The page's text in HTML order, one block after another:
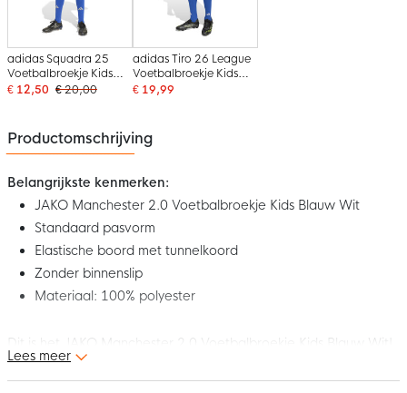
adidas Squadra 25
Voetbalbroekje Kids
Blauw Wit
€ 12,50 € 20,00
adidas Tiro 26 League
Voetbalbroekje Kids
Blauw Wit
€ 19,99
Productomschrijving
Belangrijkste kenmerken:
JAKO Manchester 2.0 Voetbalbroekje Kids Blauw Wit
Standaard pasvorm
Elastische boord met tunnelkoord
Zonder binnenslip
Materiaal: 100% polyester
Dit is het JAKO Manchester 2.0 Voetbalbroekje Kids Blauw Wit!
Met deze comfortabel short maak jij je klaar om het veld te
betreden. De JAKO-short is voor alle teams, van de
Lees meer